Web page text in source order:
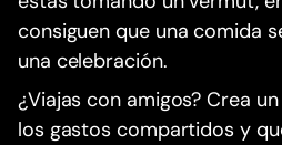
consiguen que una comida
una celebración.
¿Viajas con amigos? Crea
los gastos compartidos y